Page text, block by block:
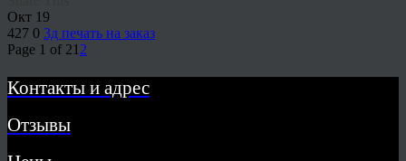
Окт 19
427 0 3д печать на заказ
Page 1 of 21 2
Контакты и адрес
Отзывы